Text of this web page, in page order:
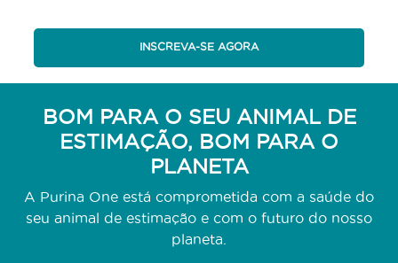
INSCREVA-SE AGORA
BOM PARA O SEU ANIMAL DE
ESTIMAÇÃO, BOM PARA O
PLANETA
A Purina One está comprometida com a saúde do
seu animal de estimação e com o futuro do nosso
planeta.